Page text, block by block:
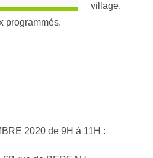
village,
programmés.
2020 de 9H à 11H :